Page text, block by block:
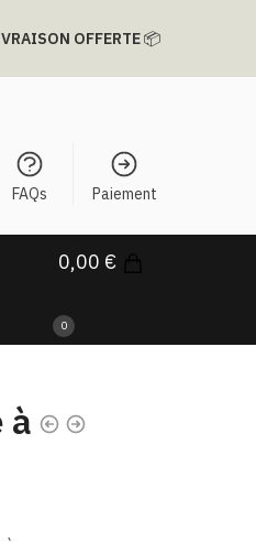
OFFERTE📦
FAQs Paiement
0,00 €
0
à